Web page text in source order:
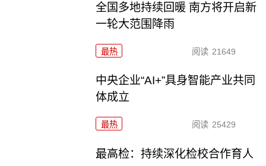
全国多地持续回暖 南方将开启新
一轮大范围降雨
最热 阅读 21649
中央企业“AI+”具身智能产业共同
体成立
最热 阅读 25429
最高检：持续深化检校合作育人